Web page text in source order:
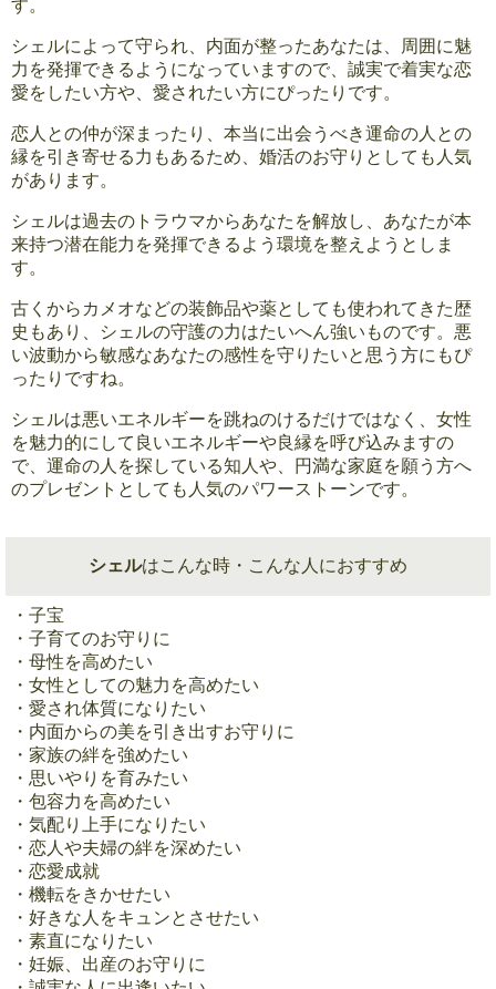
す。
シェルによって守られ、内面が整ったあなたは、周囲に魅
力を発揮できるようになっていますので、誠実で着実な恋
愛をしたい方や、愛されたい方にぴったりです。
恋人との仲が深まったり、本当に出会うべき運命の人との
縁を引き寄せる力もあるため、婚活のお守りとしても人気
があります。
シェルは過去のトラウマからあなたを解放し、あなたが本
来持つ潜在能力を発揮できるよう環境を整えようとしま
す。
古くからカメオなどの装飾品や薬としても使われてきた歴
史もあり、シェルの守護の力はたいへん強いものです。悪
い波動から敏感なあなたの感性を守りたいと思う方にもぴ
ったりですね。
シェルは悪いエネルギーを跳ねのけるだけではなく、女性
を魅力的にして良いエネルギーや良縁を呼び込みますの
で、運命の人を探している知人や、円満な家庭を願う方へ
のプレゼントとしても人気のパワーストーンです。
シェルはこんな時・こんな人におすすめ
・子宝
・子育てのお守りに
・母性を高めたい
・女性としての魅力を高めたい
・愛され体質になりたい
・内面からの美を引き出すお守りに
・家族の絆を強めたい
・思いやりを育みたい
・包容力を高めたい
・気配り上手になりたい
・恋人や夫婦の絆を深めたい
・恋愛成就
・機転をきかせたい
・好きな人をキュンとさせたい
・素直になりたい
・妊娠、出産のお守りに